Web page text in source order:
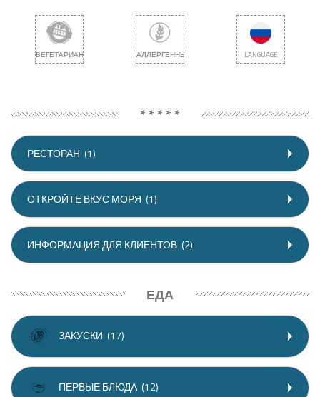
ВЕГЕТАРИАНЕЦ АЛЛЕРГЕННЫЙ LANGUAGE
* * * * *
РЕСТОРАН (1)
ОТКРОЙТЕ ВКУС МОРЯ (1)
ИНФОРМАЦИЯ ДЛЯ КЛИЕНТОВ (2)
ЕДА
ЗАКУСКИ (17)
ПЕРВЫЕ БЛЮДА(12)